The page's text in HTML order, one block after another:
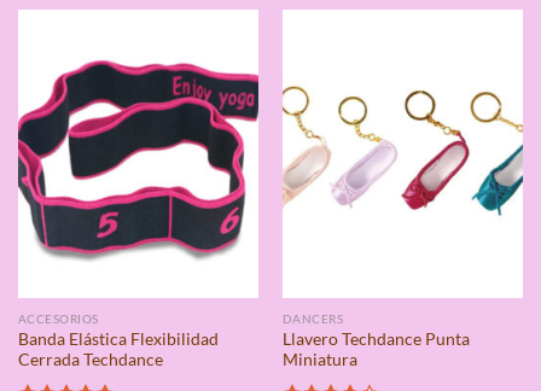
ACCESORIOS
Banda Elástica Flexibilidad
Cerrada Techdance
DANCERS
Llavero Techdance Punta
Miniatura